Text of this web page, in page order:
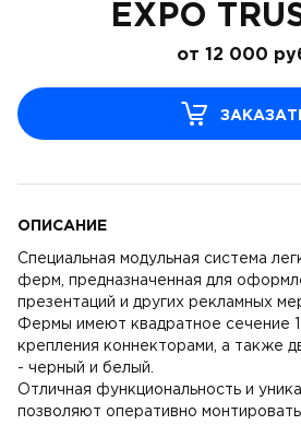
EXPO
от 12 000
ОПИСАНИЕ
Специальная модульная система
ферм, предназначенная для
презентаций и других рекламных
Фермы имеют квадратное сечение
крепления коннекторами, а также
- черный и белый.
Отличная функциональность и
позволяют оперативно